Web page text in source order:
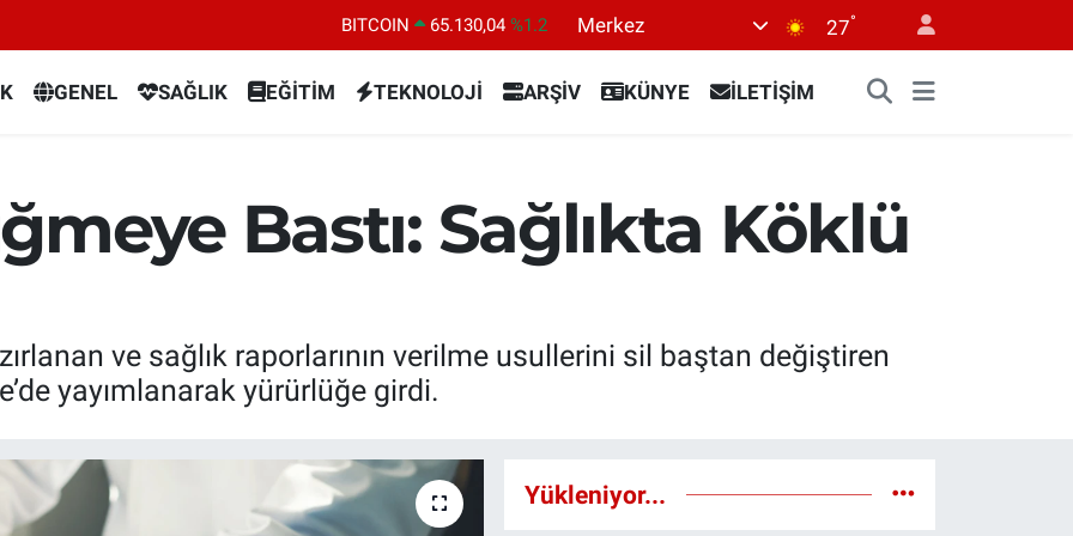
DOLAR 47,7106 %0.17
%-19
BITCOIN
65.130,04 %1.2
Merkez 27°
GENEL SAĞLIK EĞİTİM TEKNOLOJİ ARŞİV KÜNYE İLETİŞİM
Bastı: Sağlıkta Köklü
ve sağlık raporlarının verilme usullerini sil baştan değiştiren
yayımlanarak yürürlüğe girdi.
Yükleniyor...